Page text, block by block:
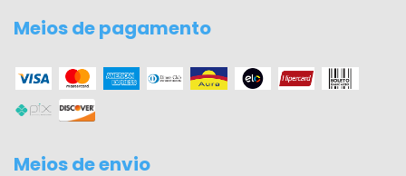
Meios de pagamento
Meios de envio